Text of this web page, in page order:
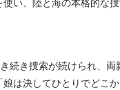
い、陸と海の本格的な捜
き捜索が続けられ、両
娘は決してひとりでどこ